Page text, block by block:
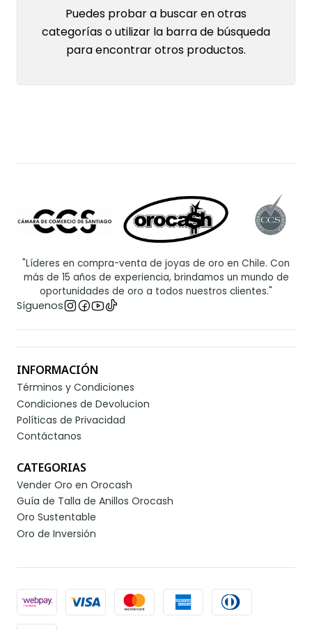
Puedes probar a buscar en otras
categorías o utilizar la barra de búsqueda
para encontrar otros productos.
"Líderes en compra-venta de joyas de oro en Chile. Con
más de 15 años de experiencia, brindamos un mundo de
oportunidades de oro a todos nuestros clientes."
Síguenos
INFORMACIÓN
Términos y Condiciones
Condiciones de Devolucion
Políticas de Privacidad
Contáctanos
CATEGORIAS
Vender Oro en Orocash
Guía de Talla de Anillos Orocash
Oro Sustentable
Oro de Inversión